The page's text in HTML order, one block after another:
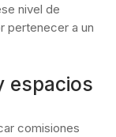
nivel de
pertenecer a un
espacios
comisiones